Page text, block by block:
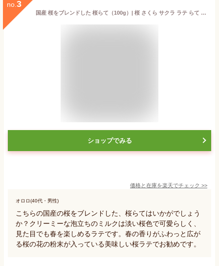
no. 3
国産 桜をブレンドした 桜らて（100g）| 桜 さくら サクラ ラテ らて オレ 桜ラテ さくらラテ サクララテ 粉末 ドリンク 牛乳 豆乳 カフェイン まろやか 濃厚 作り方 ティータイム カフェ おうちカフェ 飲み物 ドリンク 桜花 粉末 パウダー 桜の香り
ショップでみる
価格と在庫を楽天でチェック >>
オロロ(40代・男性)
こちらの国産の桜をブレンドした、桜らてはいかがでしょう
か？クリーミーな泡立ちのミルクは淡い桜色で可愛らしく、
見た目でも春を楽しめるラテです。春の香りがふわっと広が
る桜の花の粉末が入っている美味しい桜ラテでお勧めです。